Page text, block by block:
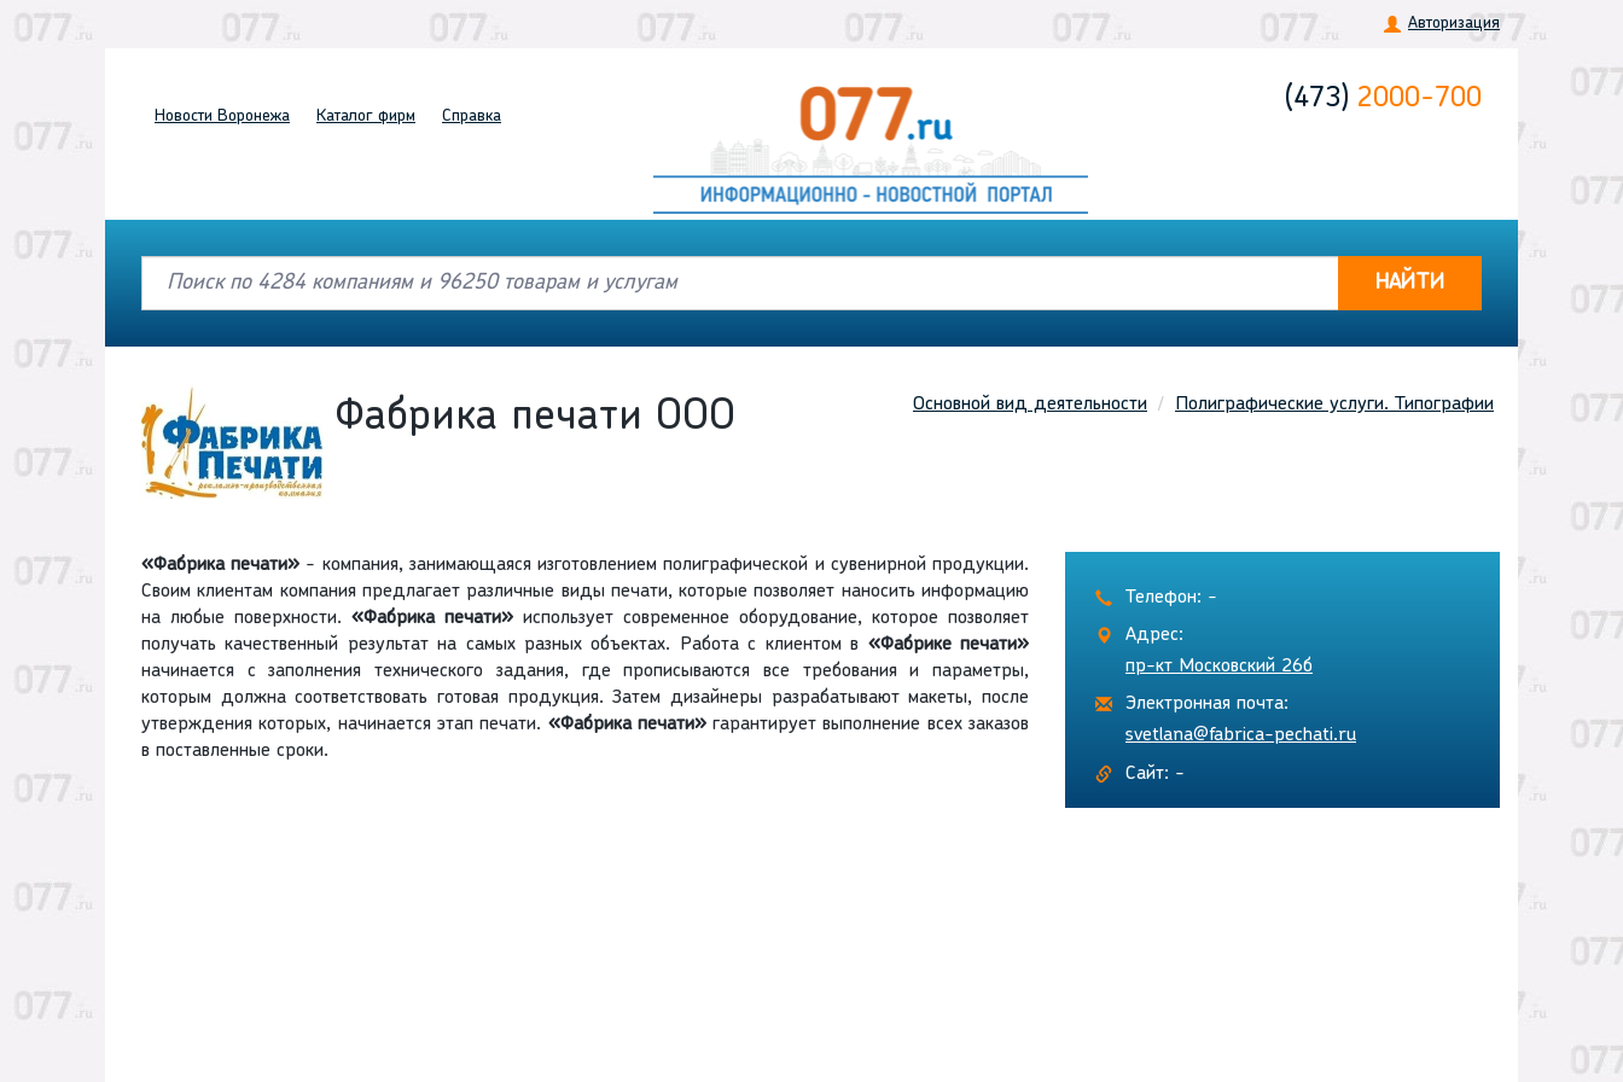
Авторизация
Новости Воронежа Каталог фирм Справка
(473) 2000-700
НАЙТИ
Основной вид деятельности Полиграфические услуги. Типографии
Фабрика печати ООО
«Фабрика печати» - компания, занимающаяся изготовлением полиграфической и сувенирной продукции.
Своим клиентам компания предлагает различные виды печати, которые позволяет наносить информацию
на любые поверхности. «Фабрика печати» использует современное оборудование, которое позволяет
получать качественный результат на самых разных объектах. Работа с клиентом в «Фабрике печати»
начинается с заполнения технического задания, где прописываются все требования и параметры,
которым должна соответствовать готовая продукция. Затем дизайнеры разрабатывают макеты, после
утверждения которых, начинается этап печати. «Фабрика печати»гарантирует выполнение всех заказов
в поставленные сроки.
Телефон: -
Адрес:
пр-кт Московский 26б
Электронная почта:
svetlana@fabrica-pechati.ru
Сайт: -